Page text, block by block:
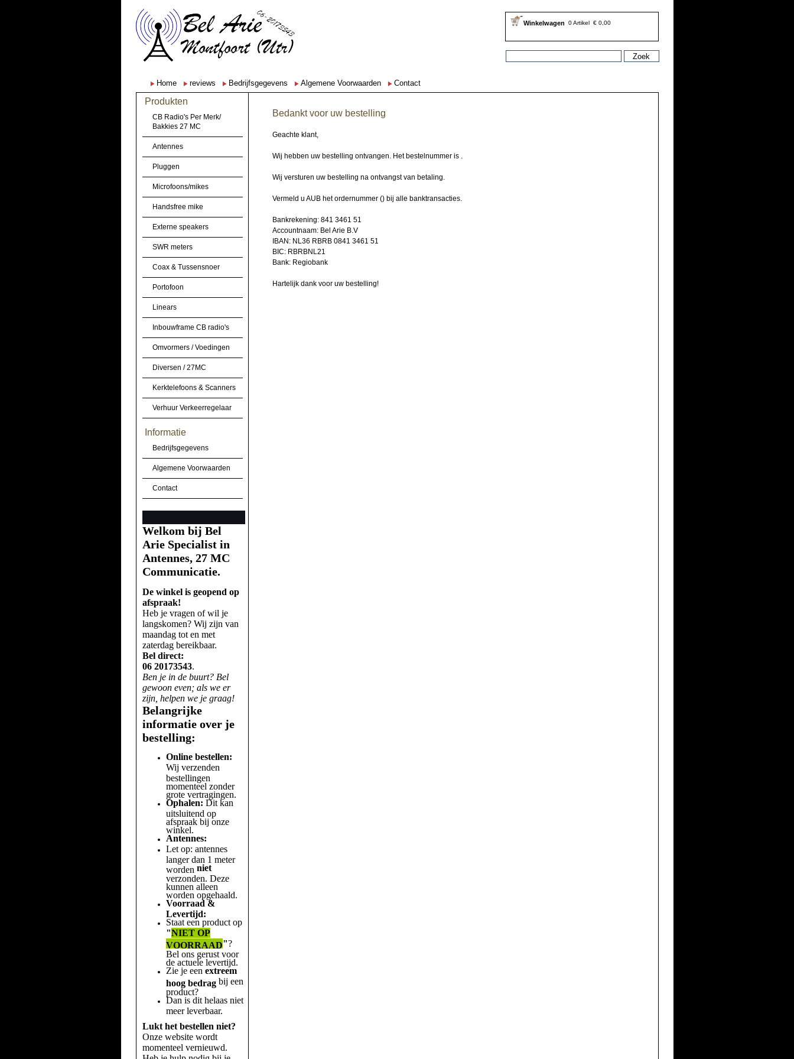
Winkelwagen 0 Artikel € 0,00
Home reviews Bedrijfsgegevens Algemene Voorwaarden Contact
Produkten
CB Radio's Per Merk/
Bakkies 27 MC
Antennes
Pluggen
Microfoons/mikes
Handsfree mike
Externe speakers
SWR meters
Coax & Tussensnoer
Portofoon
Linears
Inbouwframe CB radio's
Omvormers / Voedingen
Diversen / 27MC
Kerktelefoons & Scanners
Verhuur Verkeerregelaar
Informatie
Bedrijfsgegevens
Algemene Voorwaarden
Contact
Welkom bij Bel
Arie Specialist in
Antennes, 27 MC
Communicatie.
De winkel is geopend op
afspraak!
Heb je vragen of wil je
langskomen? Wij zijn van
maandag tot en met
zaterdag bereikbaar.
Bel direct:
06 20173543.
Ben je in de buurt? Bel
gewoon even; als we er
zijn, helpen we je graag!
Belangrijke
informatie over je
bestelling:
Online bestellen:
Wij verzenden
bestellingen
momenteel zonder
grote vertragingen.
Ophalen: Dit kan
uitsluitend op
afspraak bij onze
winkel.
Antennes:
Let op: antennes
langer dan 1 meter
worden niet
verzonden. Deze
kunnen alleen
worden opgehaald.
Voorraad &
Levertijd:
Staat een product op
"NIET OP
VOORRAAD"?
Bel ons gerust voor
de actuele levertijd.
Zie je een extreem
hoog bedragbij een
product?
Dan is dit helaas niet
meer leverbaar.
Lukt het bestellen niet?
Onze website wordt
momenteel vernieuwd.
Bedankt voor uw bestelling
Geachte klant,
Wij hebben uw bestelling ontvangen. Het bestelnummer is .
Wij versturen uw bestelling na ontvangst van betaling.
Vermeld u AUB het ordernummer () bij alle banktransacties.
Bankrekening: 841 3461 51
Accountnaam: Bel Arie B.V
IBAN: NL36 RBRB 0841 3461 51
BIC: RBRBNL21
Bank: Regiobank
Hartelijk dank voor uw bestelling!